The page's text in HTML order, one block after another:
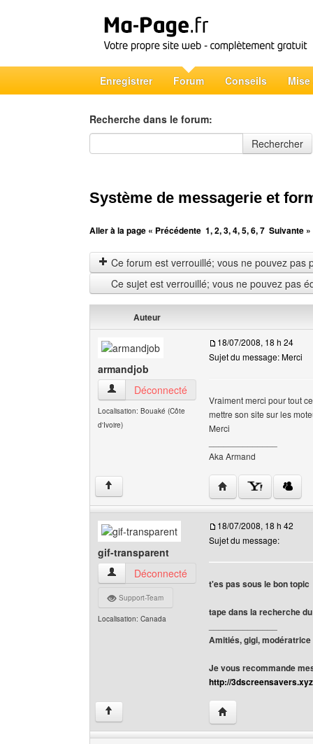
Enregistrer Forum Conseils Mise
Recherche dans le forum:
Recherche dans le forum
Rechercher
Système de messagerie et
Aller à la page « Précédente 1,2,3,4,5,6,7 Suivante »
Ce forum est verrouillé; vous ne pouvez pas
Ce sujet est verrouillé; vous ne pouvez pas
Auteur
armandjob
armandjob Voir le profil de l'utilisateur
Déconnecté
Localisation: Bouaké (Côte
d'Ivoire)
18/07/2008, 18 h 24
Sujet du message: Merci
Vraiment merci pour tout
mettre son site sur les
Merci
Aka Armand
↑ Visiter le site web
gif-transparent
gif-transparent Voir le profil de l'utilisateur
Déconnecté
Support-Team
Localisation: Canada
18/07/2008, 18 h 42
Sujet du message:
t'es pas sous le bon topic
tape dans la recherche
Amitiés, gigi, modératrice
Je vous recommande
http://3dscreensavers.xyz
↑ Visiter le site web